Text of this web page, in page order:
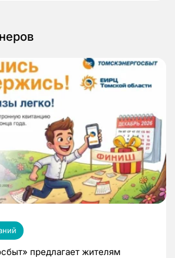
предлагает жителям